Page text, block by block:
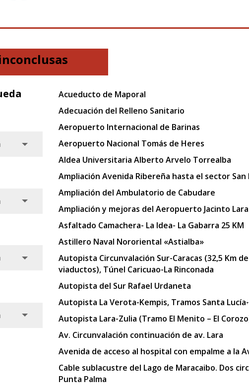
Acueducto de Maporal
Adecuación del Relleno Sanitario
Aeropuerto Internacional de Barinas
Aeropuerto Nacional Tomás de Heres
Aldea Universitaria Alberto Arvelo Torrealba
Ampliación Avenida Ribereña hasta el sector San
Ampliación del Ambulatorio de Cabudare
Ampliación y mejoras del Aeropuerto Jacinto Lara
Asfaltado Camachera- La Idea- La Gabarra 25 KM
Astillero Naval Nororiental «Astialba»
Autopista Circunvalación Sur-Caracas (32,5 Km
viaductos), Túnel Caricuao-La Rinconada
Autopista del Sur Rafael Urdaneta
Autopista La Verota-Kempis, Tramos Santa
Autopista Lara-Zulia (Tramo El Menito – El
Av. Circunvalación continuación de av. Lara
Avenida de acceso al hospital con empalme a la
Cable sublacustre del Lago de Maracaibo. Dos
Punta Palma